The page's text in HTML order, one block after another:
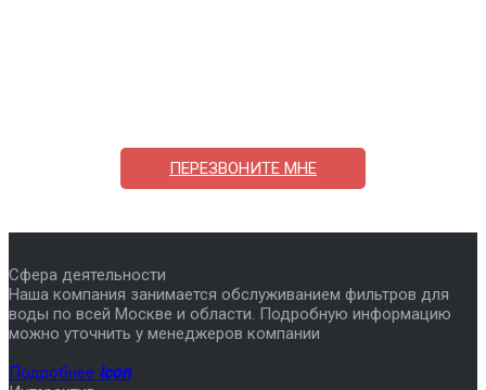
ПЕРЕЗВОНИТЕ МНЕ
Сфера деятельности
Наша компания занимается обслуживанием фильтров для
воды по всей Москве и области. Подробную информацию
можно уточнить у менеджеров компании
Подробнее icon